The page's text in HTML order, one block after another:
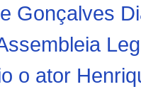
Gonçalves
o ator